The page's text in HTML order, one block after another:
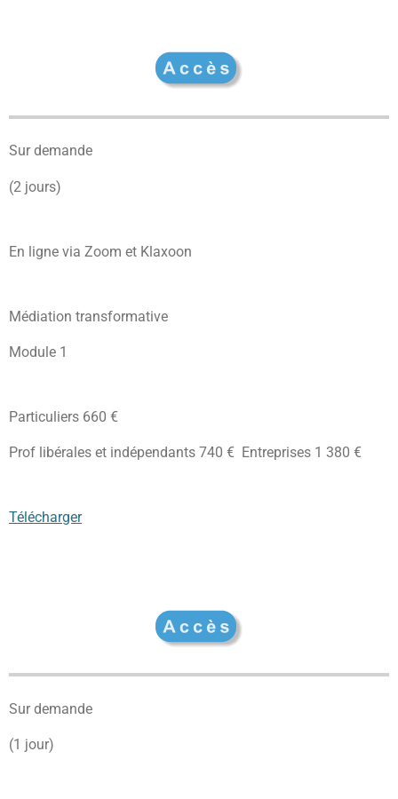
Sur demande
(2 jours)
En ligne via Zoom et Klaxoon
Médiation transformative
Module 1
Particuliers 660 €
Prof libérales et indépendants 740 € Entreprises 1 380 €
Télécharger
Sur demande
(1 jour)